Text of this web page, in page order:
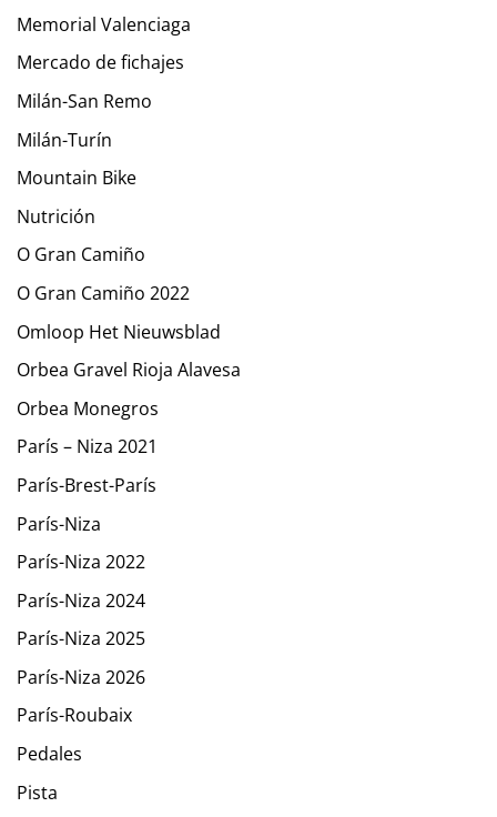
Memorial Valenciaga
Mercado de fichajes
Milán-San Remo
Milán-Turín
Mountain Bike
Nutrición
O Gran Camiño
O Gran Camiño 2022
Omloop Het Nieuwsblad
Orbea Gravel Rioja Alavesa
Orbea Monegros
París – Niza 2021
París-Brest-París
París-Niza
París-Niza 2022
París-Niza 2024
París-Niza 2025
París-Niza 2026
París-Roubaix
Pedales
Pista